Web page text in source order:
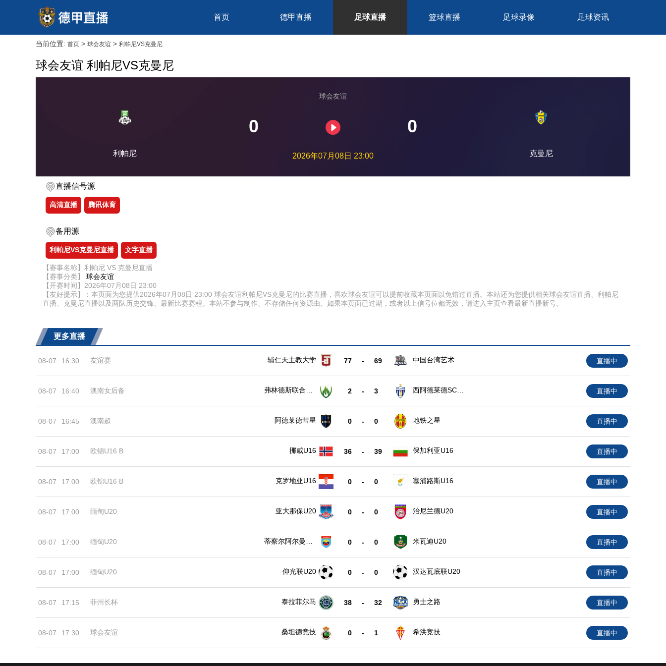
首页 德甲直播 足球直播 篮球直播 足球录像 足球资讯
当前位置: 首页 > 球会友谊 > 利帕尼VS克曼尼
球会友谊 利帕尼VS克曼尼
利帕尼
球会友谊
0 0
2026年07月08日 23:00 克曼尼
直播信号源
高清直播 腾讯体育
备用源
利帕尼VS克曼尼直播 文字直播
【赛事名称】利帕尼 VS 克曼尼直播
【赛事分类】 球会友谊
【开赛时间】2026年07月08日 23:00
【友好提示】：本页面为您提供2026年07月08日 23:00 球会友谊利帕尼VS克曼尼的比赛直播，喜欢球会友谊可以提前收藏本页面以免错过直播。本站还为您提供相关球会友谊直播、利帕尼
直播、克曼尼直播以及两队历史交锋、最新比赛赛程。本站不参与制作、不存储任何资源由。如果本页面已过期，或者以上信号位都无效，请进入主页查看最新直播新号。
更多直播
08-07 16:30 友谊赛 辅仁天主教大学 77 - 69
中国台湾艺术大
直播中
08-07 16:40 澳南女后备
弗林德斯联合女
2 - 3
西阿德莱德SC女
直播中
08-07 16:45 澳南超 阿德莱德彗星 0 - 0 地铁之星 直播中
08-07 17:00 欧锦U16 B 挪威U16 36 - 39 保加利亚U16 直播中
08-07 17:00 欧锦U16 B 克罗地亚U16 0 - 0 塞浦路斯U16 直播中
08-07 17:00 缅甸U20 亚大那保U20 0 - 0 治尼兰德U20 直播中
08-07 17:00 缅甸U20
蒂察尔阿尔曼U2
0 - 0 米瓦迪U20 直播中
08-07 17:00 缅甸U20 仰光联U20 0 - 0 汉达瓦底联U20 直播中
08-07 17:15 菲州长杯 泰拉菲尔马 38 - 32 勇士之路 直播中
08-07 17:30 球会友谊 桑坦德竞技 0 - 1 希洪竞技 直播中